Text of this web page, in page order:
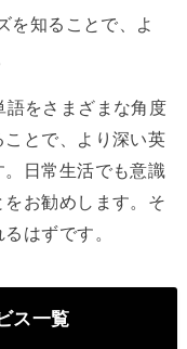
を知ることで、よ
をさまざまな角度
とで、より深い英
日常生活でも意識
お勧めします。そ
はずです。
ス一覧